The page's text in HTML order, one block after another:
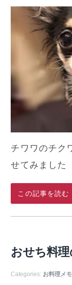
チワワのチク
せてみました
この記事を読む
おせち料
Categories: お料理メモ